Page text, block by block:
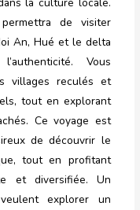
de visiter
An, Hué et le delta
Vous
villages reculés et
tout en explorant
Ce voyage est
de découvrir le
tout en profitant
et diversifiée. Un
explorer un